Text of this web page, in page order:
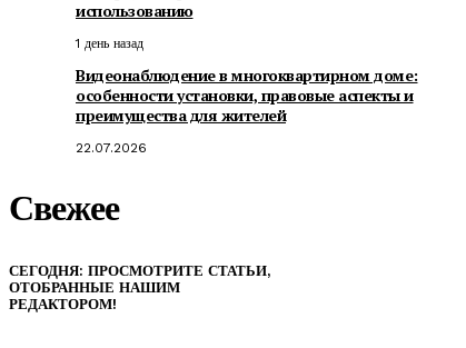
использованию
1 день назад
Видеонаблюдение в многоквартирном доме:
особенности установки, правовые аспекты и
преимущества для жителей
22.07.2026
Свежее
СЕГОДНЯ: ПРОСМОТРИТЕ СТАТЬИ,
ОТОБРАННЫЕ НАШИМ
РЕДАКТОРОМ!